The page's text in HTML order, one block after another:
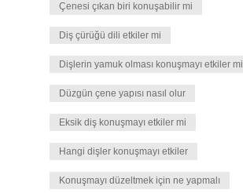
Çenesi çıkan biri konuşabilir mi
Diş çürüğü dili etkiler mi
Dişlerin yamuk olması konuşmayı etkiler mi
Düzgün çene yapısı nasıl olur
Eksik diş konuşmayı etkiler mi
Hangi dişler konuşmayı etkiler
Konuşmayı düzeltmek için ne yapmalı